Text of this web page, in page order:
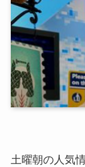
土曜朝の人気